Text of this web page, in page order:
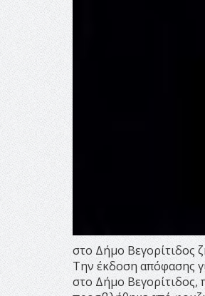
στο Δήμο Βεγορίτιδος
Την έκδοση απόφασης
στο Δήμο